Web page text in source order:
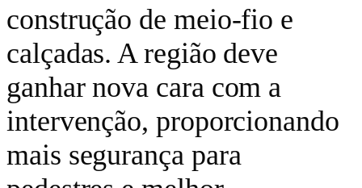
construção de meio-fio e
calçadas. A região deve
ganhar nova cara com a
intervenção, proporcionando
mais segurança para